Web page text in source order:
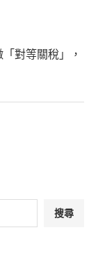
對等關稅」，
搜尋